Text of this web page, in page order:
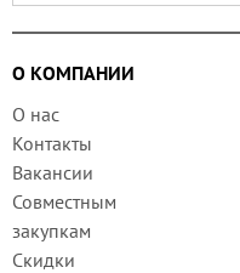
О КОМПАНИИ
О нас
Контакты
Вакансии
Совместным
закупкам
Скидки